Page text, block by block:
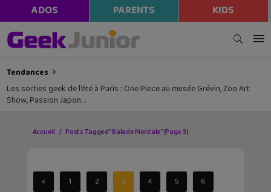
ADOS PARENTS KIDS
Tendances
Les sorties geek de l’été à Paris : One Piece au musée Grévin, Zoo Art
Show, Passion Japon…
Accueil Posts Tagged "Balade Mentale"(Page 3)
« 1 2 3 4 5 6